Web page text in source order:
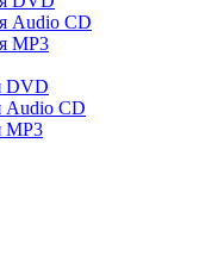
Audio CD
MP3
DVD
Audio CD
MP3